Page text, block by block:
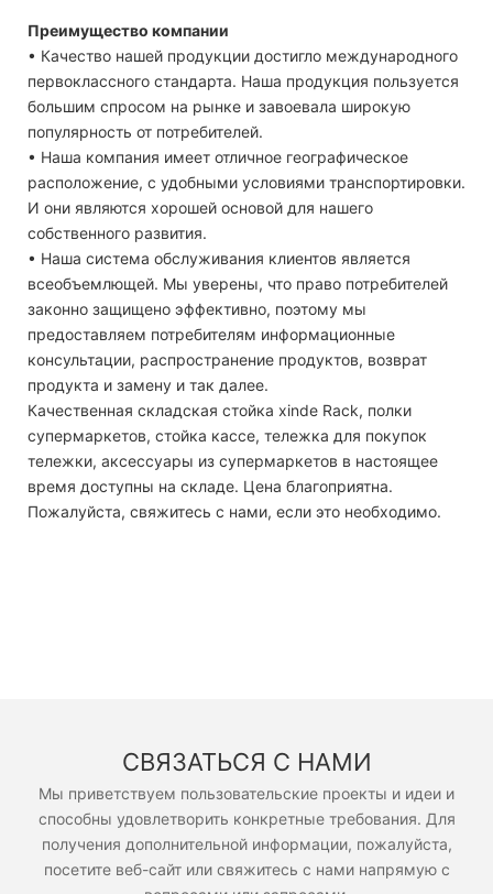
Преимущество компании
• Качество нашей продукции достигло международного
первоклассного стандарта. Наша продукция пользуется
большим спросом на рынке и завоевала широкую
популярность от потребителей.
• Наша компания имеет отличное географическое
расположение, с удобными условиями транспортировки.
И они являются хорошей основой для нашего
собственного развития.
• Наша система обслуживания клиентов является
всеобъемлющей. Мы уверены, что право потребителей
законно защищено эффективно, поэтому мы
предоставляем потребителям информационные
консультации, распространение продуктов, возврат
продукта и замену и так далее.
Качественная складская стойка xinde Rack, полки
супермаркетов, стойка кассе, тележка для покупок
тележки, аксессуары из супермаркетов в настоящее
время доступны на складе. Цена благоприятна.
Пожалуйста, свяжитесь с нами, если это необходимо.
СВЯЗАТЬСЯ С НАМИ
Мы приветствуем пользовательские проекты и идеи и
способны удовлетворить конкретные требования. Для
получения дополнительной информации, пожалуйста,
посетите веб-сайт или свяжитесь с нами напрямую с